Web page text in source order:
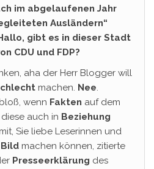
im abgelaufenen Jahr
Ausländern“
gibt es in dieser Stadt
CDU und FDP?
aha der Herr Blogger will
machen. Nee.
wenn Fakten auf dem
auch in Beziehung
Sie liebe Leserinnen und
machen können, zitierte
Presseerklärung des